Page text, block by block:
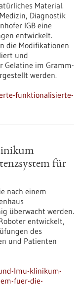
Material.
Diagnostik
IGB eine
entwickelt.
die Modifikationen
und
Gelatine im Gramm-
werden.
funktionalisierte-
für
nach einem
überwacht werden.
entwickelt,
des
und Patienten
lmu-klinikum-
fuer-die-